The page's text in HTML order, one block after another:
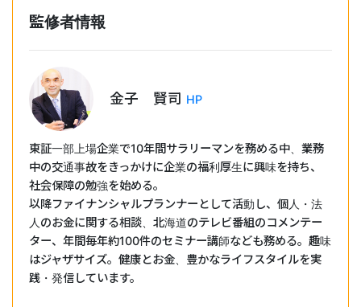
監修者情報
金子 賢司 HP
東証一部上場企業で10年間サラリーマンを務める中、業務
中の交通事故をきっかけに企業の福利厚生に興味を持ち、
社会保障の勉強を始める。
以降ファイナンシャルプランナーとして活動し、個人・法
人のお金に関する相談、北海道のテレビ番組のコメンテー
ター、年間毎年約100件のセミナー講師なども務める。趣味
はジャザサイズ。健康とお金、豊かなライフスタイルを実
践・発信しています。